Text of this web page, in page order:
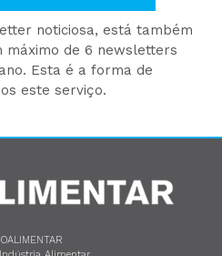
noticiosa, está também
máximo de 6 newsletters
Esta é a forma de
este serviço.